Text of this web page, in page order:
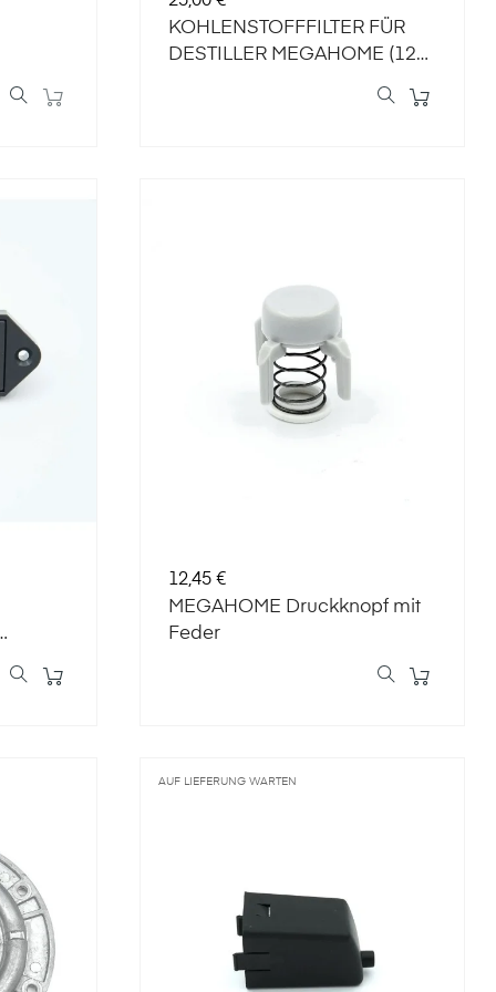
KOHLENSTOFFFILTER FÜR
DESTILLER MEGAHOME (12
Preis
12,45 €
MEGAHOME Druckknopf mit
Feder
AUF LIEFERUNG WARTEN